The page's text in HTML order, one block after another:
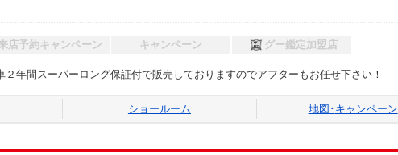
店予約キャンペーン キャンペーン グー鑑定加盟店
年間スーパーロング保証付で販売しておりますのでアフターもお任せ下さい！
ショールーム 地図･ キャンペーン